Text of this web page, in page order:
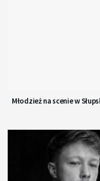
Młodzież na scenie w